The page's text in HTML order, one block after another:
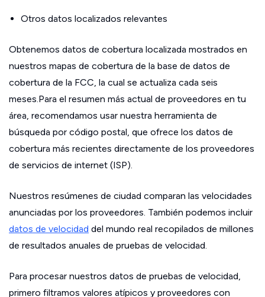
Otros datos localizados relevantes
Obtenemos datos de cobertura localizada mostrados en
nuestros mapas de cobertura de la base de datos de
cobertura de la FCC, la cual se actualiza cada seis
meses.Para el resumen más actual de proveedores en tu
área, recomendamos usar nuestra herramienta de
búsqueda por código postal, que ofrece los datos de
cobertura más recientes directamente de los proveedores
de servicios de internet (ISP).
Nuestros resúmenes de ciudad comparan las velocidades
anunciadas por los proveedores. También podemos incluir
datos de velocidad del mundo real recopilados de millones
de resultados anuales de pruebas de velocidad.
Para procesar nuestros datos de pruebas de velocidad,
primero filtramos valores atípicos y proveedores con